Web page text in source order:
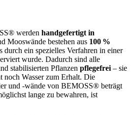
werden handgefertigt in
Mooswände bestehen aus 100 %
durch ein spezielles Verfahren in einer
wurde. Dadurch sind alle
stabilisierten Pflanzen pflegefrei – sie
noch Wasser zum Erhalt. Die
und -wände von BEMOSS® beträgt
lange zu bewahren, ist